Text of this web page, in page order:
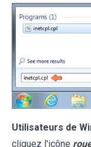
Utilisateurs de
cliquez l'icône